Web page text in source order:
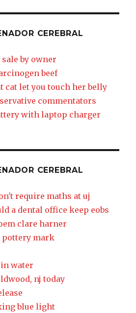
CEREBRAL
by owner
beef
cat let you touch her belly
commentators
with laptop charger
CEREBRAL
require maths at uj
a dental office keep eobs
clare harner
mark
water
nj today
blue light